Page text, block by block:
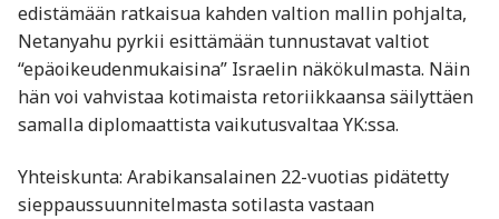
edistämään ratkaisua kahden valtion mallin pohjalta,
Netanyahu pyrkii esittämään tunnustavat valtiot
“epäoikeudenmukaisina” Israelin näkökulmasta. Näin
hän voi vahvistaa kotimaista retoriikkaansa säilyttäen
samalla diplomaattista vaikutusvaltaa YK:ssa.
Yhteiskunta: Arabikansalainen 22-vuotias pidätetty
sieppaussuunnitelmasta sotilasta vastaan